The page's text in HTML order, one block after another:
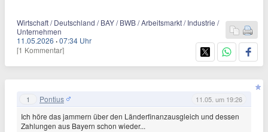
Wirtschaft / Deutschland / BAY / BWB / Arbeitsmarkt / Industrie /
Unternehmen
11.05.2026 ·07:34 Uhr
[1 Kommentar]
1 Pontius 11.05. um 19:26
Ich höre das jammern über den Länderfinanzausgleich und dessen
Zahlungen aus Bayern schon wieder...